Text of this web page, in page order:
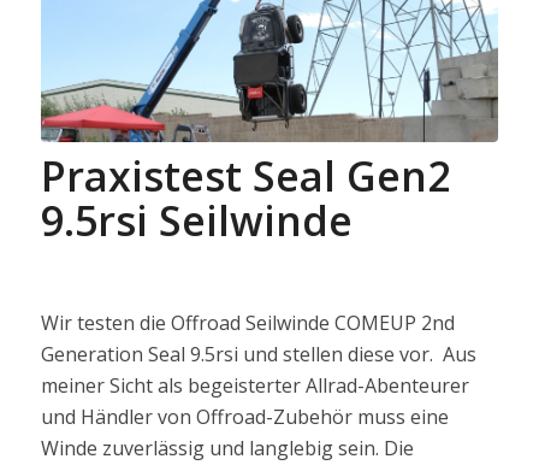
Praxistest Seal Gen2
9.5rsi Seilwinde
Wir testen die Offroad Seilwinde COMEUP 2nd
Generation Seal 9.5rsi und stellen diese vor. Aus
meiner Sicht als begeisterter Allrad-Abenteurer
und Händler von Offroad-Zubehör muss eine
Winde zuverlässig und langlebig sein. Die